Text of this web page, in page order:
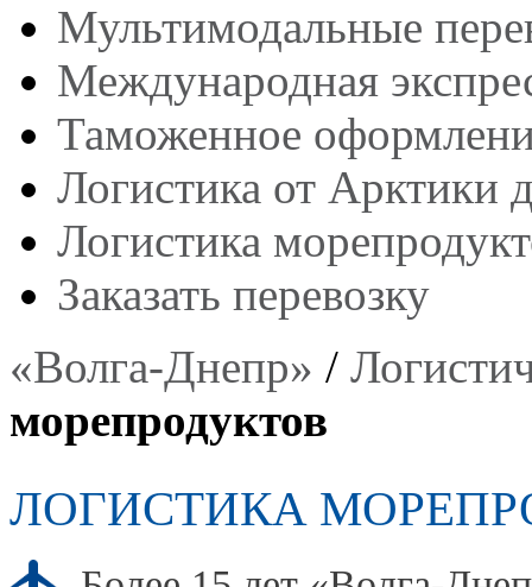
Мультимодальные
Международная
Таможенное
Логистика от Арктики
Логистика
Заказать перевозку
«Волга-Днепр» /
морепродуктов
ЛОГИСТИКА